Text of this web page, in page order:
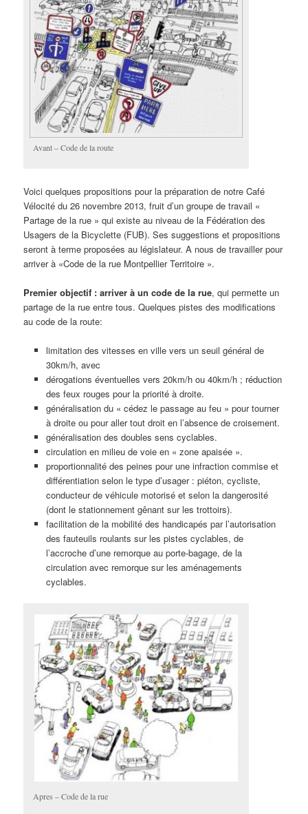
Avant – Code de la route
Voici quelques propositions pour la préparation de notre Café
Vélocité du 26 novembre 2013, fruit d’un groupe de travail «
Partage de la rue » qui existe au niveau de la Fédération des
Usagers de la Bicyclette (FUB). Ses suggestions et propositions
seront à terme proposées au législateur. A nous de travailler pour
arriver à «Code de la rue Montpellier Territoire ».
Premier objectif : arriver à un code de la rue, qui permette un
partage de la rue entre tous. Quelques pistes des modifications
au code de la route:
limitation des vitesses en ville vers un seuil général de
30km/h, avec
dérogations éventuelles vers 20km/h ou 40km/h ; réduction
des feux rouges pour la priorité à droite.
généralisation du « cédez le passage au feu » pour tourner
à droite ou pour aller tout droit en l’absence de croisement.
généralisation des doubles sens cyclables.
circulation en milieu de voie en « zone apaisée ».
proportionnalité des peines pour une infraction commise et
différentiation selon le type d’usager : piéton, cycliste,
conducteur de véhicule motorisé et selon la dangerosité
(dont le stationnement gênant sur les trottoirs).
facilitation de la mobilité des handicapés par l’autorisation
des fauteuils roulants sur les pistes cyclables, de
l’accroche d’une remorque au porte-bagage, de la
circulation avec remorque sur les aménagements
cyclables.
Apres – Code de la rue